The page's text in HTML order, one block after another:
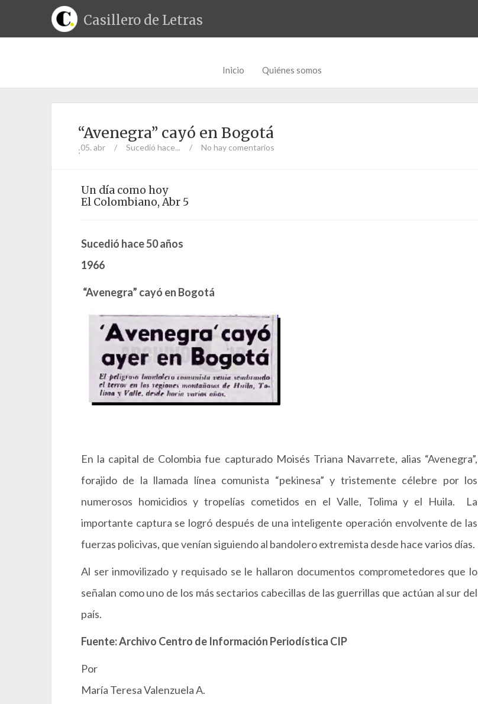
Casillero de Letras
Inicio Quiénes somos
“Avenegra” cayó en Bogotá
;05. abr / Sucedió hace... / No hay comentarios
Un día como hoy
El Colombiano, Abr 5
Sucedió hace 50 años
1966
“Avenegra” cayó en Bogotá
En la capital de Colombia fue capturado Moisés Triana Navarrete, alias “Avenegra”,
forajido de la llamada línea comunista “pekinesa” y tristemente célebre por los
numerosos homicidios y tropelías cometidos en el Valle, Tolima y el Huila. La
importante captura se logró después de una inteligente operación envolvente de las
fuerzas policivas, que venían siguiendo al bandolero extremista desde hace varios días.
Al ser inmovilizado y requisado se le hallaron documentos comprometedores que lo
señalan como uno de los más sectarios cabecillas de las guerrillas que actúan al sur del
país.
Fuente: Archivo Centro de Información Periodística CIP
Por
María Teresa Valenzuela A.